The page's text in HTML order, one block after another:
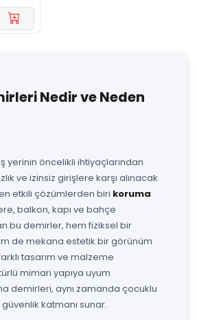
Nedir ve Neden
yerinin öncelikli ihtiyaçlarından
ve izinsiz girişlere karşı alınacak
etkili çözümlerden biri koruma
balkon, kapı ve bahçe
bu demirler, hem fiziksel bir
de mekana estetik bir görünüm
tasarım ve malzeme
mimari yapıya uyum
demirleri, aynı zamanda çocuklu
katmanı sunar.